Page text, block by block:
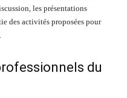
les présentations
des activités proposées pour
du